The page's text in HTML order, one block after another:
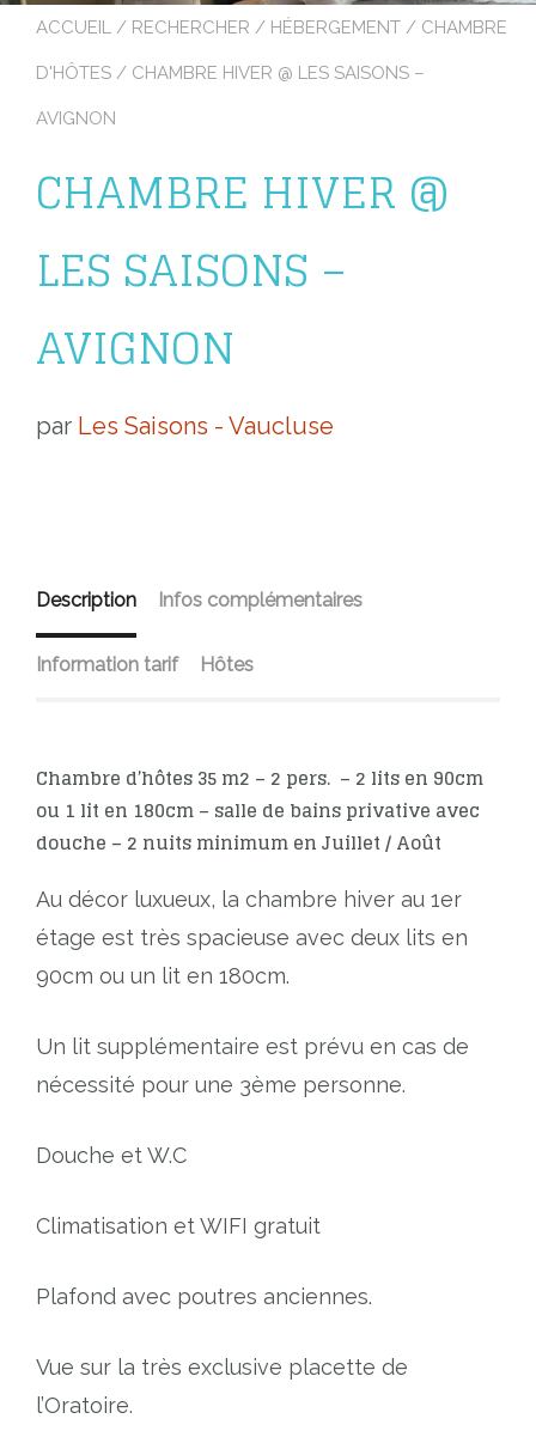
ACCUEIL / RECHERCHER / HÉBERGEMENT / CHAMBRE
D'HÔTES / CHAMBRE HIVER @ LES SAISONS –
AVIGNON
CHAMBRE HIVER @
LES SAISONS –
AVIGNON
par Les Saisons - Vaucluse
Description Infos complémentaires
Information tarif Hôtes
Chambre d’hôtes 35 m2 – 2 pers. – 2 lits en 90cm
ou 1 lit en 180cm – salle de bains privative avec
douche – 2 nuits minimum en Juillet / Août
Au décor luxueux, la chambre hiver au 1er
étage est très spacieuse avec deux lits en
90cm ou un lit en 180cm.
Un lit supplémentaire est prévu en cas de
nécessité pour une 3ème personne.
Douche et W.C
Climatisation et WIFI gratuit
Plafond avec poutres anciennes.
Vue sur la très exclusive placette de
l’Oratoire.